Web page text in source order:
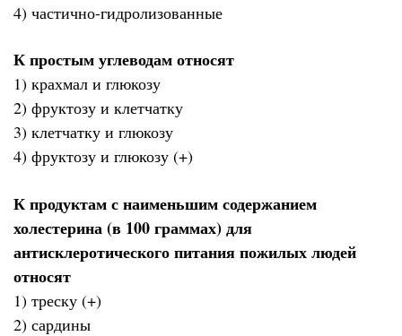
4) частично-гидролизованные
К простым углеводам относят
1) крахмал и глюкозу
2) фруктозу и клетчатку
3) клетчатку и глюкозу
4) фруктозу и глюкозу (+)
К продуктам с наименьшим содержанием
холестерина (в 100 граммах) для
антисклеротического питания пожилых людей
относят
1) треску (+)
2) сардины